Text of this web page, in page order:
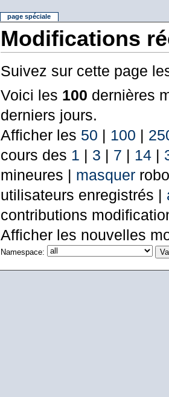
Modifications
Suivez sur cette page
Voici les 100 dernières
derniers jours.
Afficher les 50 | 100 |
cours des 1 | 3 | 7 | 14|
mineures | masquer
utilisateurs enregistrés |
contributions
Afficher les nouvelles
Namespace:
page spéciale